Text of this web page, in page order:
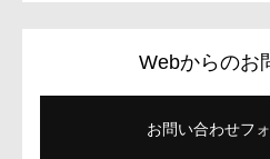
Webからのお
お問い合わせフ